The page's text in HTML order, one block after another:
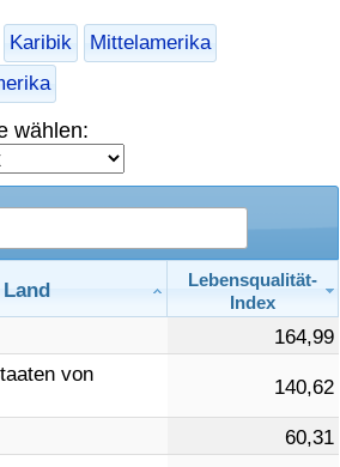
Karibik
Mittelamerika
wählen:
Land
Lebensqualität-
Index
164,99
von
140,62
60,31
Index (aktuell)
Index
Index nach Land
Index (aktuell)
Index nach Land